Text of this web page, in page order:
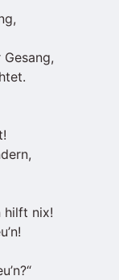
hilft nix!